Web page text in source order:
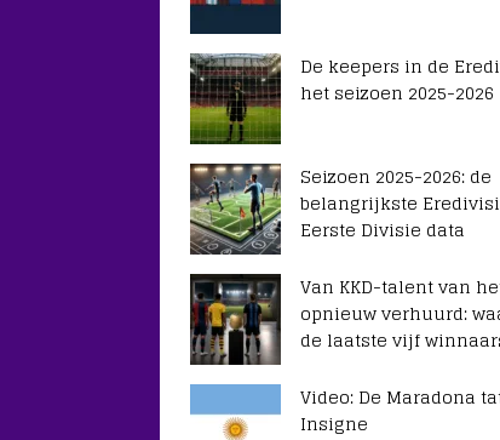
De keepers in de
het seizoen 2025-2026
Seizoen 2025-2026: de
belangrijkste
Eerste Divisie data
Van KKD-talent van
opnieuw verhuurd:
de laatste vijf
Video: De Maradona
Insigne